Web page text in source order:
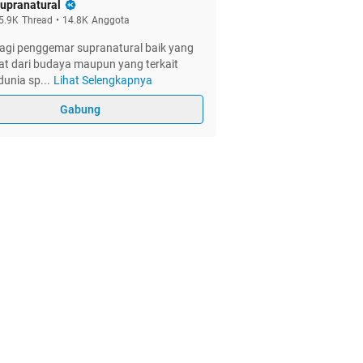
Thread • 14.8K Anggota
penggemar supranatural baik yang
dari budaya maupun yang terkait
sp... Lihat Selengkapnya
Gabung